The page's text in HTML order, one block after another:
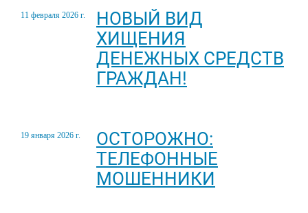
11 февраля 2026 г.
НОВЫЙ ВИД
ХИЩЕНИЯ
ДЕНЕЖНЫХ СРЕДСТВ
ГРАЖДАН!
19 января 2026 г.
ОСТОРОЖНО:
ТЕЛЕФОННЫЕ
МОШЕННИКИ